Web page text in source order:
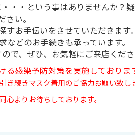
・・という事はありませんか？
さい。
お手伝いをさせていただきます。
どのお手続きも承っています。
で、ぜひ、お気軽にご来店くださ
感染予防対策を実施しておりま
続きマスク着用のご協力お願い致し
心よりお待ちしております。